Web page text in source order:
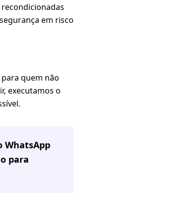
em risco
quem não
executamos o
WhatsApp
para